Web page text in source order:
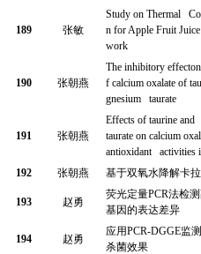
189 张敏
Study on Thermal
n for Apple Fruit
work
190 张朝燕
The inhibitory
f calcium oxalate of
gnesium taurate
191 张朝燕
Effects of taurine and
taurate on calcium
antioxidant activities
192 张朝燕 基于双氧水降解卡
193 赵勇
荧光定量PCR法检
基因的表达差异
194 赵勇
应用PCR-DGGE监
杀菌效果